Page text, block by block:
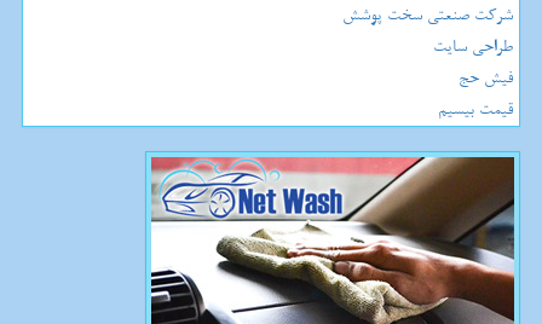
شرکت صنعتی سخت پوشش
طراحی سایت
فیش حج
قیمت بیسیم